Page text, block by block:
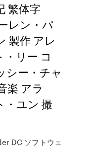
繁体字
レン・パ
製作 アレ
リー コ
シー・チャ
楽 アラ
・ユン 撮
DC ソフトウェ